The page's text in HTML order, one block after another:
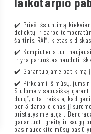
✔️ Prieš išsiuntimą
defektų ir darbo
šaltinis, RAM, kietasis
✔️ Kompiuteris turi
ir yra paruoštas naudoti
✔️ Garantuojame patikimą
✔️ Pirkdami iš mūsų, jums
Siūlome visapusišką
durų“, o tai reiškia, kad
per 3 darbo dienas jį
pristatysime atgal.
garantuoti greitą ir saugų
pasinaudokite mūsų